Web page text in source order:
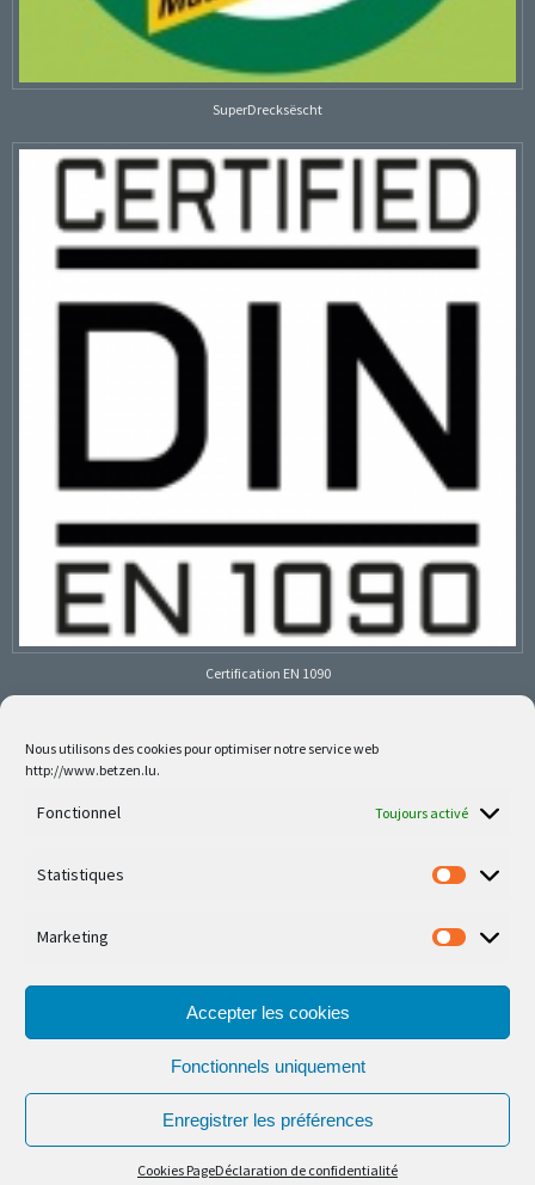
Nous utilisons des cookies pour optimiser notre service web
http://www.betzen.lu.
Fonctionnel Toujours activé
Statistiques
Marketing
Accepter les cookies
Fonctionnels uniquement
Enregistrer les préférences
Cookies PageDéclaration de confidentialité
SuperDrecksëscht
Certification EN 1090
Follow us on social media
© Ferronnerie d'Art Nico Betzen 2026.